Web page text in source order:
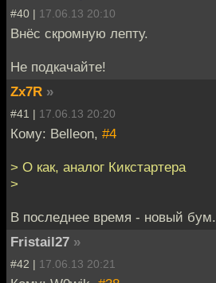
#40 | 17.06.13 20:10
Внёс скромную лепту.
Не подкачайте!
Zx7R »
#41 | 17.06.13 20:20
Кому: Belleon, #4
> О как, аналог Кикстартера
>
В последнее время - новый бум.
Fristail27 »
#42 | 17.06.13 20:21